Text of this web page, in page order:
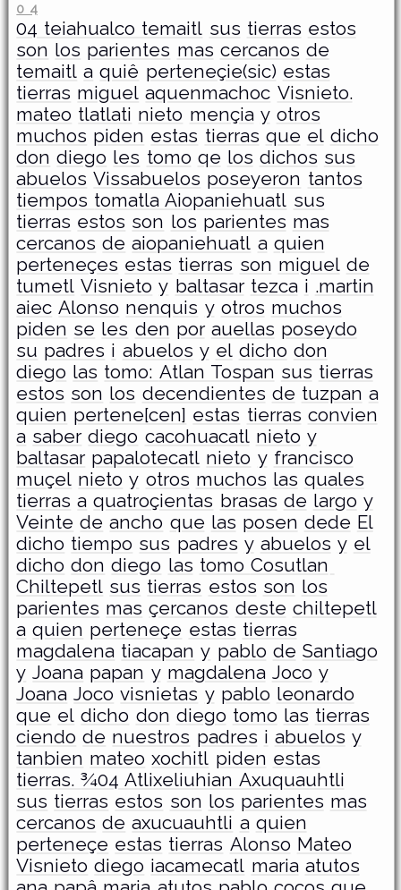
0 4
­04 teiahualco temaitl sus tierras estos
son los parientes mas cercanos de
temaitl a quiê perteneçie(sic) estas
tierras miguel aquenmachoc Visnieto.
mateo tlatlati nieto mençia y otros
muchos piden estas tierras que el dicho
don diego les tomo qe los dichos sus
abuelos Vissabuelos poseyeron tantos
tiempos tomatla Aiopaniehuatl sus
tierras estos son los parientes mas
cercanos de aiopaniehuatl a quien
perteneçes estas tierras son miguel de
tumetl Visnieto y baltasar tezca i .martin
aiec Alonso nenquis y otros muchos
piden se les den por auellas poseydo
su padres i abuelos y el dicho don
diego las tomo: Atlan Tospan sus tierras
estos son los decendientes de tuzpan a
quien pertene[cen] estas tierras convien
a saber diego cacohuacatl nieto y
baltasar papalotecatl nieto y francisco
muçel nieto y otros muchos las quales
tierras a quatroçientas brasas de largo y
Veinte de ancho que las posen dede El
dicho tiempo sus padres y abuelos y el
dicho don diego las tomo Cosutlan
Chiltepetl sus tierras estos son los
parientes mas çercanos deste chiltepetl
a quien perteneçe estas tierras
magdalena tiacapan y pablo de Santiago
y Joana papan y magdalena Joco y
Joana Joco visnietas y pablo leonardo
que el dicho don diego tomo las tierras
ciendo de nuestros padres i abuelos y
tanbien mateo xochitl piden estas
tierras. ¾04 Atlixeliuhian Axuquauhtli
sus tierras estos son los parientes mas
cercanos de axucuauhtli a quien
perteneçe estas tierras Alonso Mateo
Visnieto diego iacamecatl maria atutos